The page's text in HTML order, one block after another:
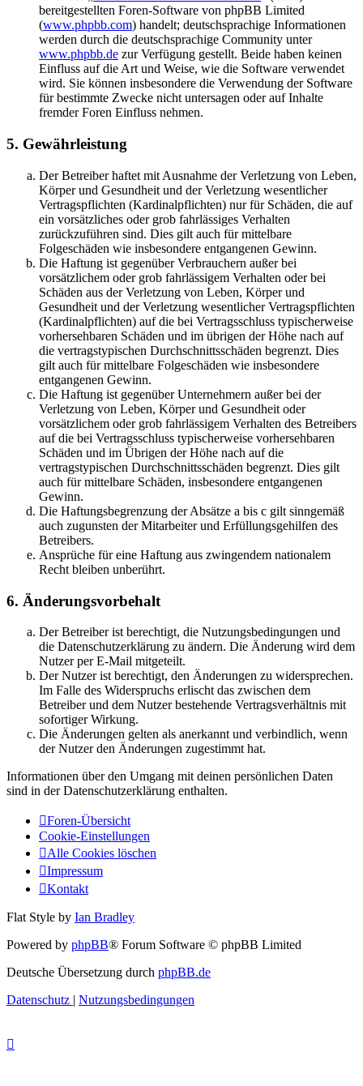
bereitgestellten Foren-Software von phpBB Limited
(www.phpbb.com) handelt; deutschsprachige Informationen
werden durch die deutschsprachige Community unter
www.phpbb.de zur Verfügung gestellt. Beide haben keinen
Einfluss auf die Art und Weise, wie die Software verwendet
wird. Sie können insbesondere die Verwendung der Software
für bestimmte Zwecke nicht untersagen oder auf Inhalte
fremder Foren Einfluss nehmen.
5. Gewährleistung
Der Betreiber haftet mit Ausnahme der Verletzung von Leben,
Körper und Gesundheit und der Verletzung wesentlicher
Vertragspflichten (Kardinalpflichten) nur für Schäden, die auf
ein vorsätzliches oder grob fahrlässiges Verhalten
zurückzuführen sind. Dies gilt auch für mittelbare
Folgeschäden wie insbesondere entgangenen Gewinn.
Die Haftung ist gegenüber Verbrauchern außer bei
vorsätzlichem oder grob fahrlässigem Verhalten oder bei
Schäden aus der Verletzung von Leben, Körper und
Gesundheit und der Verletzung wesentlicher Vertragspflichten
(Kardinalpflichten) auf die bei Vertragsschluss typischerweise
vorhersehbaren Schäden und im übrigen der Höhe nach auf
die vertragstypischen Durchschnittsschäden begrenzt. Dies
gilt auch für mittelbare Folgeschäden wie insbesondere
entgangenen Gewinn.
Die Haftung ist gegenüber Unternehmern außer bei der
Verletzung von Leben, Körper und Gesundheit oder
vorsätzlichem oder grob fahrlässigem Verhalten des Betreibers
auf die bei Vertragsschluss typischerweise vorhersehbaren
Schäden und im Übrigen der Höhe nach auf die
vertragstypischen Durchschnittsschäden begrenzt. Dies gilt
auch für mittelbare Schäden, insbesondere entgangenen
Gewinn.
Die Haftungsbegrenzung der Absätze a bis c gilt sinngemäß
auch zugunsten der Mitarbeiter und Erfüllungsgehilfen des
Betreibers.
Ansprüche für eine Haftung aus zwingendem nationalem
Recht bleiben unberührt.
6. Änderungsvorbehalt
Der Betreiber ist berechtigt, die Nutzungsbedingungen und
die Datenschutzerklärung zu ändern. Die Änderung wird dem
Nutzer per E-Mail mitgeteilt.
Der Nutzer ist berechtigt, den Änderungen zu widersprechen.
Im Falle des Widerspruchs erlischt das zwischen dem
Betreiber und dem Nutzer bestehende Vertragsverhältnis mit
sofortiger Wirkung.
Die Änderungen gelten als anerkannt und verbindlich, wenn
der Nutzer den Änderungen zugestimmt hat.
Informationen über den Umgang mit deinen persönlichen Daten
sind in der Datenschutzerklärung enthalten.
Foren-Übersicht
Cookie-Einstellungen
Alle Cookies löschen
Impressum
Kontakt
Flat Style by Ian Bradley
Powered by phpBB® Forum Software © phpBB Limited
Deutsche Übersetzung durch phpBB.de
Datenschutz | Nutzungsbedingungen